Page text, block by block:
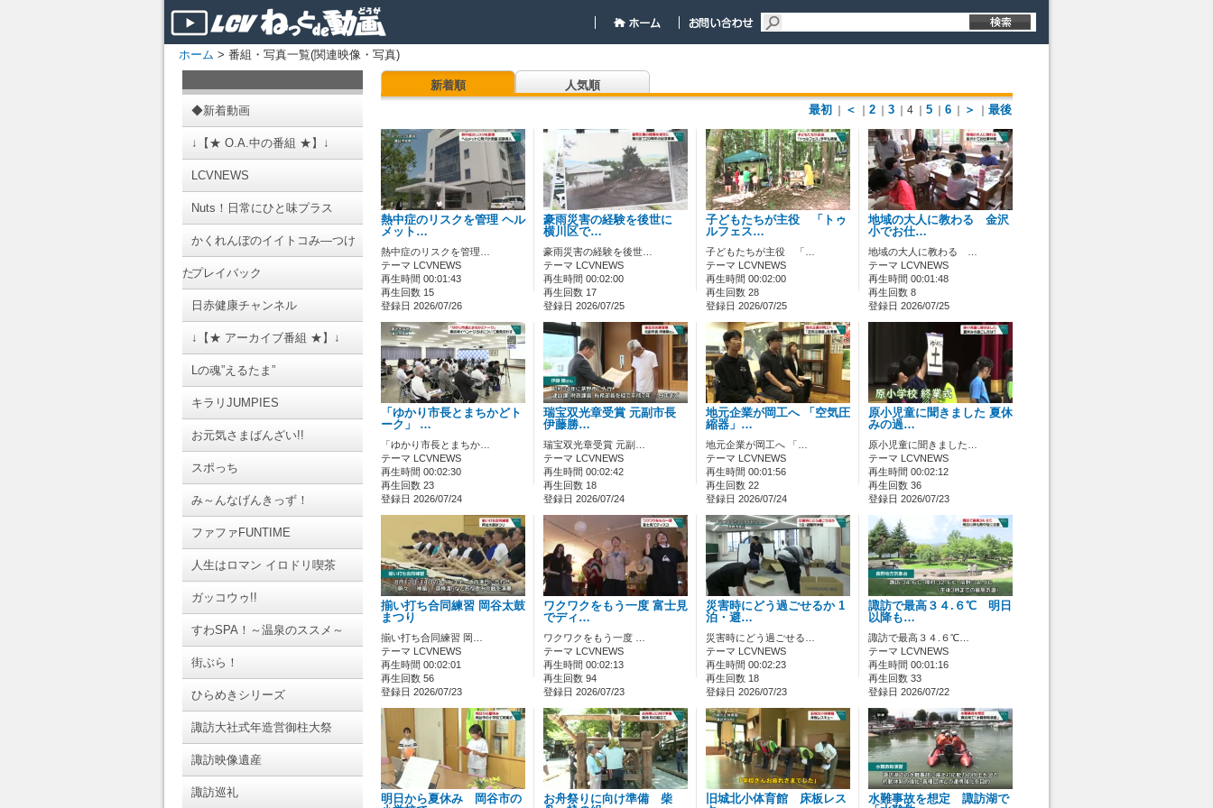
ホーム > 番組・写真一覧(関連映像・写真)
◆新着動画
↓【★ O.A.中の番組 ★】↓
LCVNEWS
Nuts！日常にひと味プラス
かくれんぼのイイトコみ―つけ
たプレイバック
日赤健康チャンネル
↓【★ アーカイブ番組 ★】↓
Lの魂”えるたま”
キラリJUMPIES
お元気さまばんざい!!
スポっち
み～んなげんきっず！
ファファFUNTIME
人生はロマン イロドリ喫茶
ガッコウゥ!!
すわSPA！～温泉のススメ～
街ぶら！
ひらめきシリーズ
諏訪大社式年造営御柱大祭
諏訪映像遺産
諏訪巡礼
新着順
人気順
最初
＜ 2 3 ｜4 5 6 ＞ 最後
熱中症のリスクを管理 ヘル
メット…
熱中症のリスクを管理…
テーマ LCVNEWS
再生時間 00:01:43
再生回数 15
登録日 2026/07/26
豪雨災害の経験を後世に
横川区で…
豪雨災害の経験を後世…
テーマ LCVNEWS
再生時間 00:02:00
再生回数 17
登録日 2026/07/25
子どもたちが主役 「トゥ
ルフェス…
子どもたちが主役 「…
テーマ LCVNEWS
再生時間 00:02:00
再生回数 28
登録日 2026/07/25
地域の大人に教わる 金沢
小でお仕…
地域の大人に教わる …
テーマ LCVNEWS
再生時間 00:01:48
再生回数 8
登録日 2026/07/25
「ゆかり市長とまちかどト
ーク」 …
「ゆかり市長とまちか…
テーマ LCVNEWS
再生時間 00:02:30
再生回数 23
登録日 2026/07/24
瑞宝双光章受賞 元副市長
伊藤勝…
瑞宝双光章受賞 元副…
テーマ LCVNEWS
再生時間 00:02:42
再生回数 18
登録日 2026/07/24
地元企業が岡工へ 「空気圧
縮器」…
地元企業が岡工へ 「…
テーマ LCVNEWS
再生時間 00:01:56
再生回数 22
登録日 2026/07/24
原小児童に聞きました 夏休
みの過…
原小児童に聞きました…
テーマ LCVNEWS
再生時間 00:02:12
再生回数 36
登録日 2026/07/23
揃い打ち合同練習 岡谷太鼓
まつり
揃い打ち合同練習 岡…
テーマ LCVNEWS
再生時間 00:02:01
再生回数 56
登録日 2026/07/23
ワクワクをもう一度 富士見
でディ…
ワクワクをもう一度 …
テーマ LCVNEWS
再生時間 00:02:13
再生回数 94
登録日 2026/07/23
災害時にどう過ごせるか 1
泊・避…
災害時にどう過ごせる…
テーマ LCVNEWS
再生時間 00:02:23
再生回数 18
登録日 2026/07/23
諏訪で最高３４.６℃ 明日
以降も…
諏訪で最高３４.６℃…
テーマ LCVNEWS
再生時間 00:01:16
再生回数 33
登録日 2026/07/22
明日から夏休み 岡谷市の
お舟祭りに向け準備 柴
旧城北小体育館 床板レス
水難事故を想定 諏訪湖で